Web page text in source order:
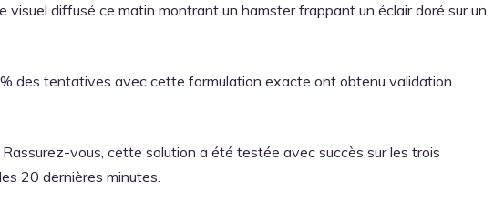
visuel diffusé ce matin montrant un hamster frappant un éclair doré sur un
des tentatives avec cette formulation exacte ont obtenu validation
vous, cette solution a été testée avec succès sur les trois
20 dernières minutes.